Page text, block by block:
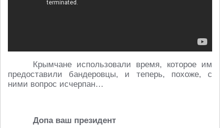
Крымчане использовали время, которое им
предоставили бандеровцы, и теперь, похоже, с
ними вопрос исчерпан…
Допа ваш президент